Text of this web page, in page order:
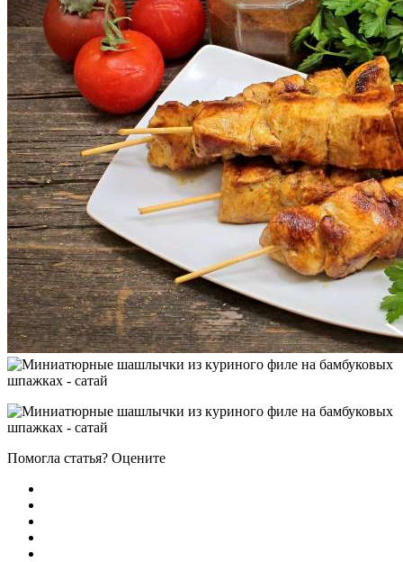
Помогла статья? Оцените